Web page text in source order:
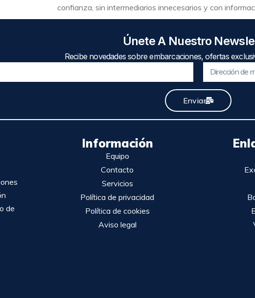
confianza, sin intermediarios innecesarios y con
Únete A Nuestro
Recibe novedades sobre embarcaciones, ofertas
Enviar
de
Información
Equipo
Contacto
Servicios
Política de privacidad
Política de cookies
Aviso legal